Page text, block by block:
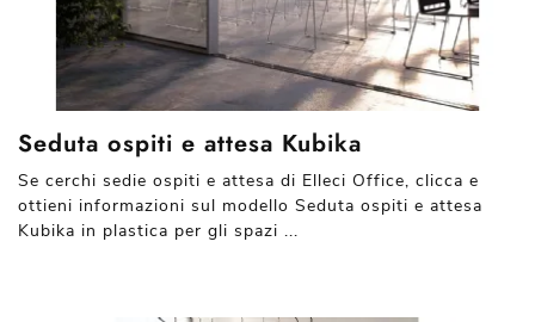
Seduta ospiti e attesa Kubika
Se cerchi sedie ospiti e attesa di Elleci Office, clicca e
ottieni informazioni sul modello Seduta ospiti e attesa
Kubika in plastica per gli spazi ...